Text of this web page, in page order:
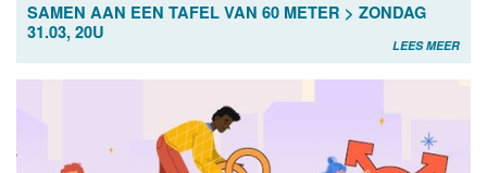
SAMEN AAN EEN TAFEL VAN 60 METER > ZONDAG
31.03, 20U
LEES MEER